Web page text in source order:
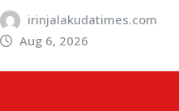
irinjalakudatimes.com
Aug 6, 2026